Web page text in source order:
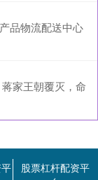
品物流配送中心
家王朝覆灭，命
股票杠杆配资平